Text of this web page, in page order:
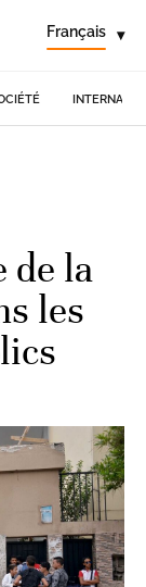
Français ▾
de la
les